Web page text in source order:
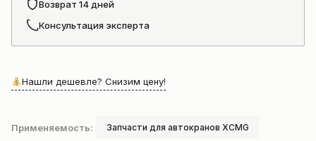
Возврат 14 дней
Консультация эксперта
Нашли дешевле? Снизим цену!
Применяемость: Запчасти для автокранов XCMG